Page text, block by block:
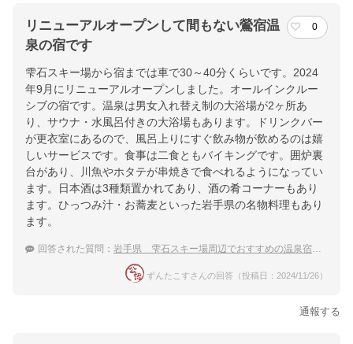
リニューアルオープンして間もない鶯宿温
泉の宿です
0
雫石スキー場から宿までは車で30～40分くらいです。2024
年9月にリニューアルオープンしました。オールインクルー
シブの宿です。温泉は男女入れ替え制の大浴場が2ヶ所あ
り、サウナ・水風呂付きの大浴場もあります。ドリンクバー
が更衣室にあるので、風呂上りにすぐ飲み物が飲めるのは嬉
しいサービスです。食事は二食ともバイキングです。囲炉裏
台があり、川魚やホタテが串焼きで食べれるようになってい
ます。日本酒は3種類置かれてあり、酒の肴コーナーもあり
ます。ひっつみ汁・お蕎麦といった岩手県の名物料理もあり
ます。
回答された質問： 岩手県 雫石スキー場周辺でおすすめの温泉宿を教えて！
ずんたこすさんの回答（投稿日：2024/11/26）
通報する